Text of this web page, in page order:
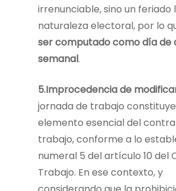
irrenunciable, sino un feriado
naturaleza electoral, por lo
ser computado como día de
semanal.
5.Improcedencia de
jornada de trabajo
elemento esencial del
trabajo, conforme a lo
numeral 5 del artículo 10 del
Trabajo. En ese contexto, y